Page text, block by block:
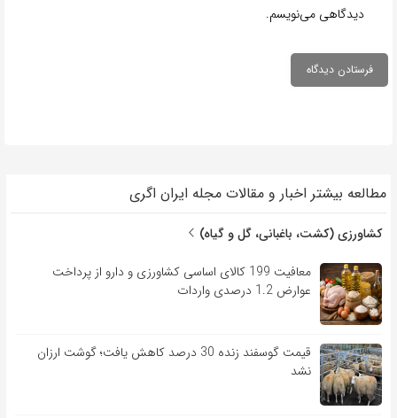
دیدگاهی می‌نویسم.
مطالعه بیشتر اخبار و مقالات مجله ایران اگری
کشاورزی (کشت، باغبانی، گل و گیاه)
معافیت 199 کالای اساسی کشاورزی و دارو از پرداخت
عوارض 1.2 درصدی واردات
قیمت گوسفند زنده 30 درصد کاهش یافت؛ گوشت ارزان
نشد